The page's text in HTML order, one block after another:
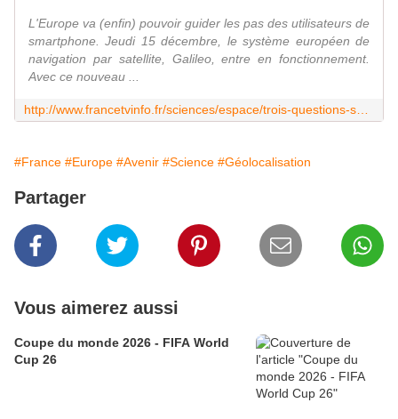
L'Europe va (enfin) pouvoir guider les pas des utilisateurs de
smartphone. Jeudi 15 décembre, le système européen de
navigation par satellite, Galileo, entre en fonctionnement.
Avec ce nouveau ...
#France #Europe #Avenir #Science #Géolocalisation
Partager
Vous aimerez aussi
Coupe du monde 2026 - FIFA World
Cup 26